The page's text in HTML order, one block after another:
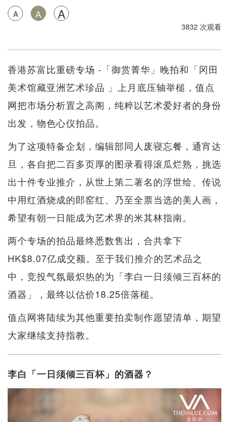
A A A
3832 次观看
香港苏富比重磅专场 -「御赏菁华」晚拍和「冈田
美术馆藏亚洲艺术珍品 」上月底压轴举槌，值点
网把市场分析置之高阁，纯粹以艺术爱好者的身份
出发，物色心仪拍品。
为了这项特备企划，编辑部同人废寝忘餐，通宵达
旦，各自把二百多页厚的图录看得滚瓜烂熟，挑选
出十件专业推介，从世上第二著名的浮世绘、传说
中用红酒烧成的郎窑红、乃至全票当选的美人画，
希望有朝一日能成为艺术界的米其林指南。
两个专场的拍品最终悉数售出，合共拿下
HK$8.07亿成交额。至于我们推介的艺术品之
中，竞投气氛最炽热的为「李白一日须倾三百杯的
酒器」，最终以估价18.25倍落槌。
值点网将陆续为其他重要拍卖制作愿望清单，期望
大家继续支持指教。
李白「一日须倾三百杯」的酒器？